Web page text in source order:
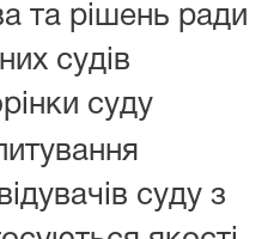
та рішень ради
судів
суду
суду з